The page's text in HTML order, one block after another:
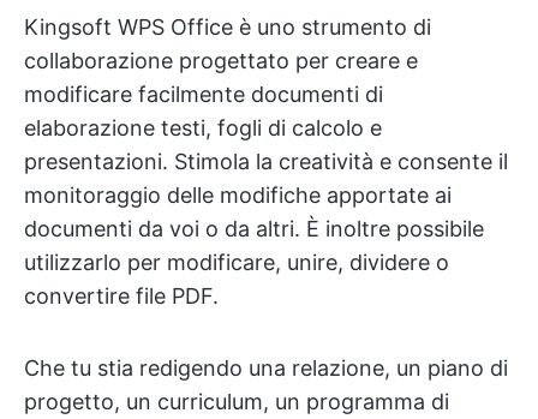
Kingsoft WPS Office è uno strumento di
collaborazione progettato per creare e
modificare facilmente documenti di
elaborazione testi, fogli di calcolo e
presentazioni. Stimola la creatività e consente il
monitoraggio delle modifiche apportate ai
documenti da voi o da altri. È inoltre possibile
utilizzarlo per modificare, unire, dividere o
convertire file PDF.
Che tu stia redigendo una relazione, un piano di
progetto, un curriculum, un programma di